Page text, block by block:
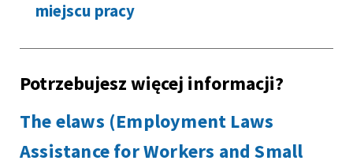
miejscu pracy
Potrzebujesz więcej informacji?
The elaws (Employment Laws
Assistance for Workers and Small